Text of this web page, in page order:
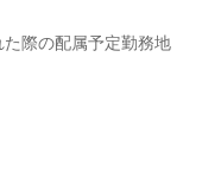
際の配属予定勤務地